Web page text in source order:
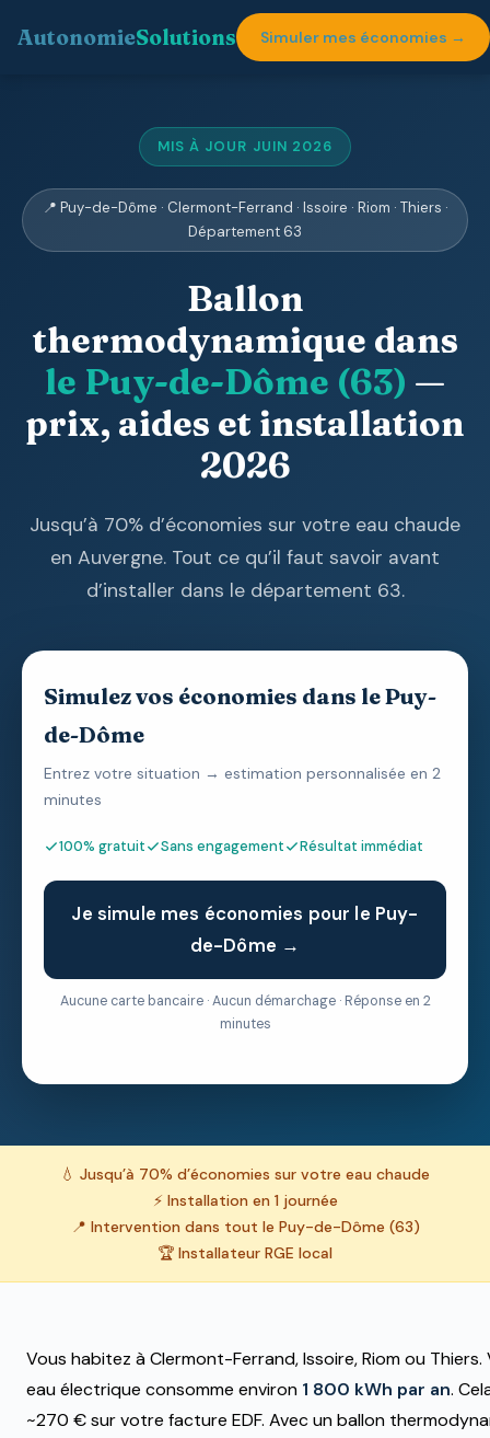
AutonomieSolutions Simuler mes économies →
MIS À JOUR JUIN 2026
📍 Puy-de-Dôme · Clermont-Ferrand · Issoire · Riom · Thiers ·
Département 63
Ballon
thermodynamique dans
le Puy-de-Dôme (63) —
prix, aides et installation
2026
Jusqu’à 70% d’économies sur votre eau chaude
en Auvergne. Tout ce qu’il faut savoir avant
d’installer dans le département 63.
Simulez vos économies dans le Puy-
de-Dôme
Entrez votre situation → estimation personnalisée en 2
minutes
100% gratuit Sans engagement Résultat immédiat
Je simule mes économies pour le Puy-
de-Dôme →
Aucune carte bancaire · Aucun démarchage · Réponse en 2
minutes
💧 Jusqu’à 70% d’économies sur votre eau chaude
⚡ Installation en 1 journée
📍 Intervention dans tout le Puy-de-Dôme (63)
🏆 Installateur RGE local
Vous habitez à Clermont-Ferrand, Issoire, Riom ou
eau électrique consomme environ 1 800 kWh par an.
~270 € sur votre facture EDF. Avec un ballon